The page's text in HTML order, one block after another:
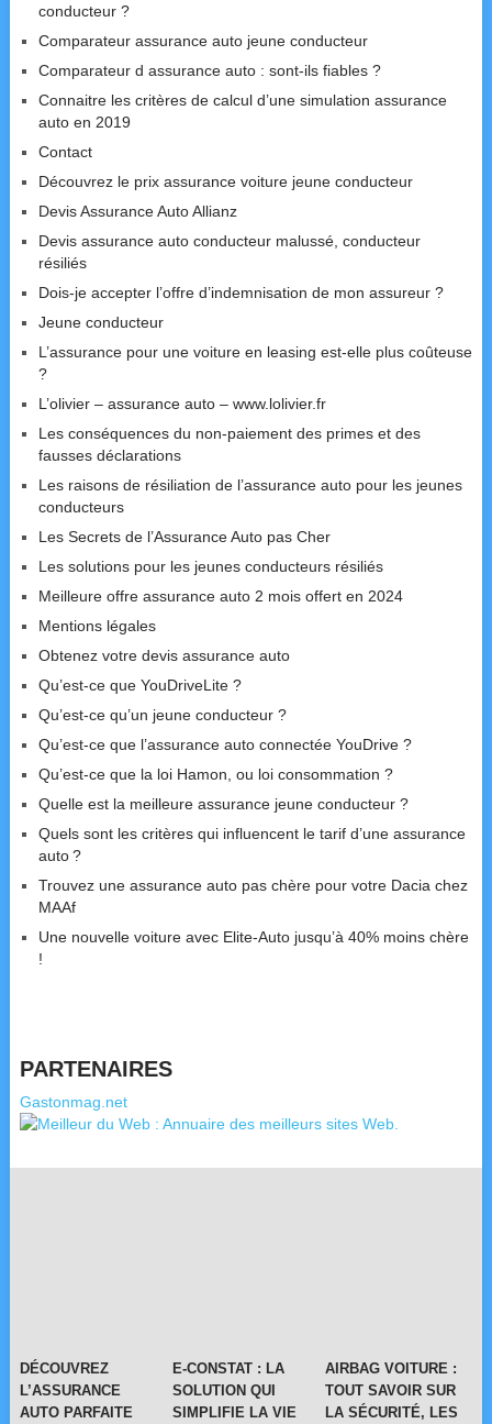
conducteur ?
Comparateur assurance auto jeune conducteur
Comparateur d assurance auto : sont-ils fiables ?
Connaitre les critères de calcul d’une simulation assurance
auto en 2019
Contact
Découvrez le prix assurance voiture jeune conducteur
Devis Assurance Auto Allianz
Devis assurance auto conducteur malussé, conducteur
résiliés
Dois-je accepter l’offre d’indemnisation de mon assureur ?
Jeune conducteur
L’assurance pour une voiture en leasing est-elle plus coûteuse
?
L’olivier – assurance auto – www.lolivier.fr
Les conséquences du non-paiement des primes et des
fausses déclarations
Les raisons de résiliation de l’assurance auto pour les jeunes
conducteurs
Les Secrets de l’Assurance Auto pas Cher
Les solutions pour les jeunes conducteurs résiliés
Meilleure offre assurance auto 2 mois offert en 2024
Mentions légales
Obtenez votre devis assurance auto
Qu’est-ce que YouDriveLite ?
Qu’est-ce qu’un jeune conducteur ?
Qu’est-ce que l’assurance auto connectée YouDrive ?
Qu’est-ce que la loi Hamon, ou loi consommation ?
Quelle est la meilleure assurance jeune conducteur ?
Quels sont les critères qui influencent le tarif d’une assurance
auto ?
Trouvez une assurance auto pas chère pour votre Dacia chez
MAAf
Une nouvelle voiture avec Elite-Auto jusqu’à 40% moins chère
!
PARTENAIRES
Gastonmag.net
DÉCOUVREZ
L’ASSURANCE
AUTO PARFAITE
E-CONSTAT : LA
SOLUTION QUI
SIMPLIFIE LA VIE
AIRBAG VOITURE :
TOUT SAVOIR SUR
LA SÉCURITÉ, LES